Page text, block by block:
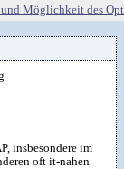
insbesondere im
oft it-nahen
Möglichkeit des